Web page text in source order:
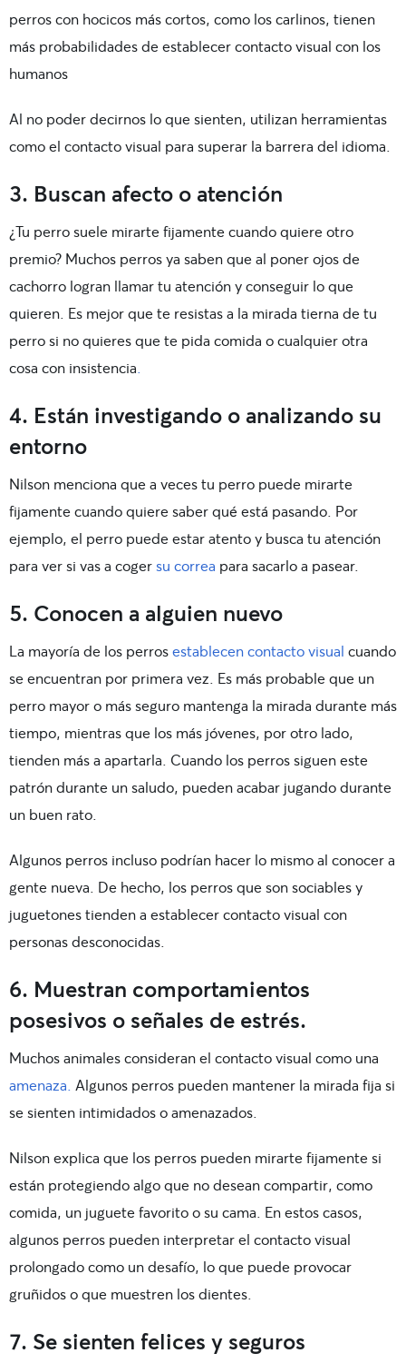
perros con hocicos más cortos, como los carlinos, tienen
más probabilidades de establecer contacto visual con los
humanos
Al no poder decirnos lo que sienten, utilizan herramientas
como el contacto visual para superar la barrera del idioma.
3. Buscan afecto o atención
¿Tu perro suele mirarte fijamente cuando quiere otro
premio? Muchos perros ya saben que al poner ojos de
cachorro logran llamar tu atención y conseguir lo que
quieren. Es mejor que te resistas a la mirada tierna de tu
perro si no quieres que te pida comida o cualquier otra
cosa con insistencia.
4. Están investigando o analizando su
entorno
Nilson menciona que a veces tu perro puede mirarte
fijamente cuando quiere saber qué está pasando. Por
ejemplo, el perro puede estar atento y busca tu atención
para ver si vas a cogersu correa para sacarlo a pasear.
5. Conocen a alguien nuevo
La mayoría de los perrosestablecen contacto visual cuando
se encuentran por primera vez. Es más probable que un
perro mayor o más seguro mantenga la mirada durante más
tiempo, mientras que los más jóvenes, por otro lado,
tienden más a apartarla. Cuando los perros siguen este
patrón durante un saludo, pueden acabar jugando durante
un buen rato.
Algunos perros incluso podrían hacer lo mismo al conocer a
gente nueva. De hecho, los perros que son sociables y
juguetones tienden a establecer contacto visual con
personas desconocidas.
6. Muestran comportamientos
posesivos o señales de estrés.
Muchos animales consideran el contacto visual como una
amenaza. Algunos perros pueden mantener la mirada fija si
se sienten intimidados o amenazados.
Nilson explica que los perros pueden mirarte fijamente si
están protegiendo algo que no desean compartir, como
comida, un juguete favorito o su cama. En estos casos,
algunos perros pueden interpretar el contacto visual
prolongado como un desafío, lo que puede provocar
gruñidos o que muestren los dientes.
7. Se sienten felices y seguros